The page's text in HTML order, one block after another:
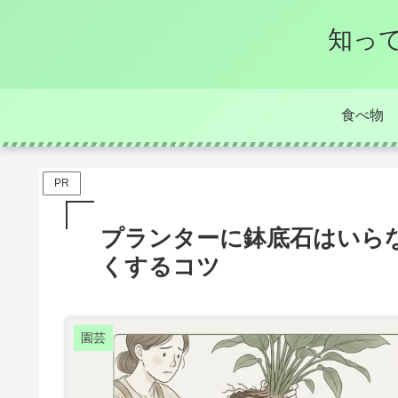
知っ
食べ物
PR
プランターに鉢底石はいら
くするコツ
園芸